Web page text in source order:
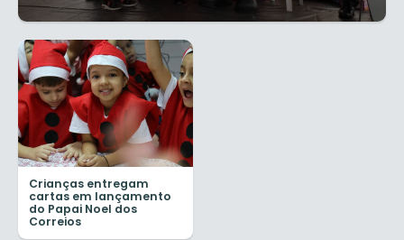
Crianças entregam
cartas em lançamento
do Papai Noel dos
Correios